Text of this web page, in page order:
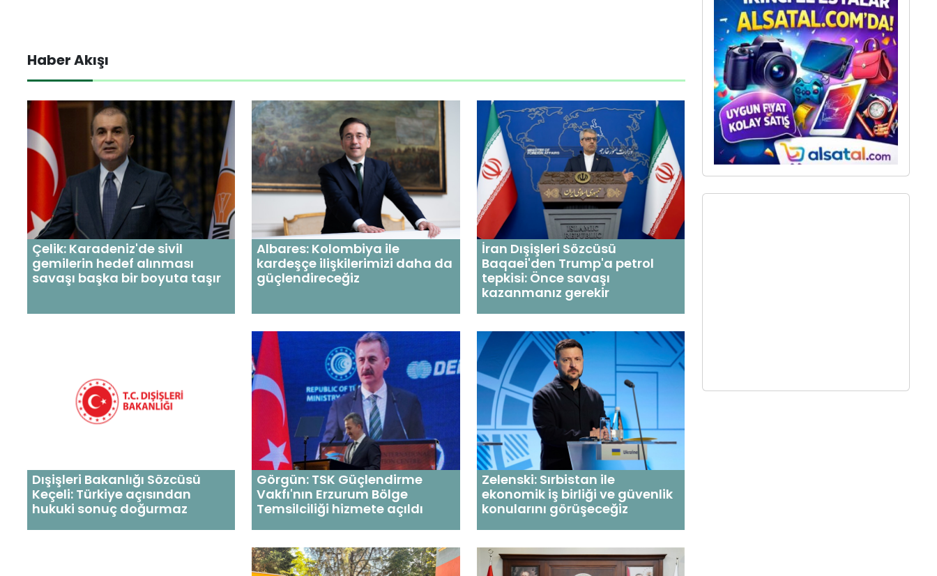
Haber Akışı
Çelik: Karadeniz'de sivil
gemilerin hedef alınması
savaşı başka bir boyuta taşır
Albares: Kolombiya ile
kardeşçe ilişkilerimizi daha da
güçlendireceğiz
İran Dışişleri Sözcüsü
Baqaei'den Trump'a petrol
tepkisi: Önce savaşı
kazanmanız gerekir
Dışişleri Bakanlığı Sözcüsü
Keçeli: Türkiye açısından
hukuki sonuç doğurmaz
Görgün: TSK Güçlendirme
Vakfı'nın Erzurum Bölge
Temsilciliği hizmete açıldı
Zelenski: Sırbistan ile
ekonomik iş birliği ve güvenlik
konularını görüşeceğiz